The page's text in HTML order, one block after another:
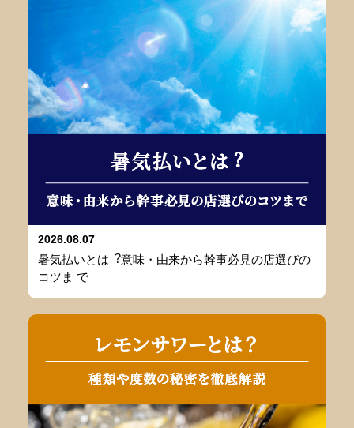
2026.08.07
暑気払いとは︖意味・由来から幹事必⾒の店選びの
コツま で